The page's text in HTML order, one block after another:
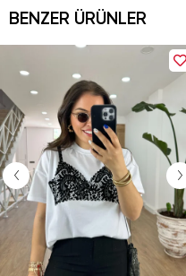
BENZER ÜRÜNLER